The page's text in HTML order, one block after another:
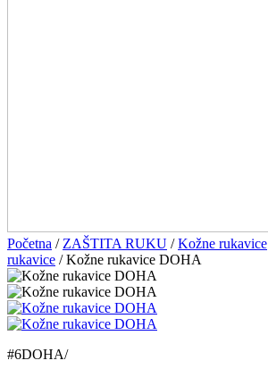
Početna / ZAŠTITA RUKU /Kožne rukavice
rukavice / Kožne rukavice DOHA
#6DOHA/